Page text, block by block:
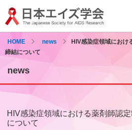
HOME news
HIV感染症領域におけ
締結について
news
HIV感染症領域における薬剤師認
について